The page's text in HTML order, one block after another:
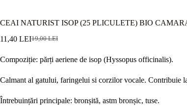
CEAI NATURIST ISOP (25 PLICULETE) BIO
19,00LEI
Prețul
a
19,00 lei.
11,40 LEIPrețul
este:
Compoziție: părți aeriene de isop (Hyssopus officinalis).
Calmant al gatului, faringelui si corzilor vocale. Contribuie
Întrebuințări principale: bronșită, astm bronșic, tuse.